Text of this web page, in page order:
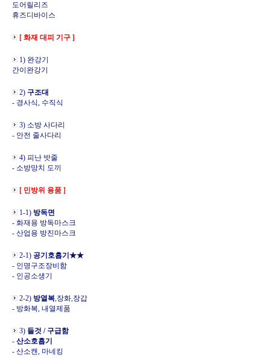
도어릴리즈
휴즈디바이스
[ 화재 대피 기구 ]
1) 완강기
간이완강기
2) 구조대
- 경사식, 수직식
3) 소방 사다리
- 안전 줄사다리
4) 피난 밧줄
- 소방망치 도끼
[ 민방위 용품 ]
1-1) 방독면
- 화재용 방독마스크
- 산업용 방진마스크
2-1) 공기호흡기★★
- 인명구조장비함
- 인공소생기
2-2) 방열복,장화,장갑
- 방화복, 내열제품
3) 들것 / 구급함
- 산소호흡기
- 산소캔, 마네킹